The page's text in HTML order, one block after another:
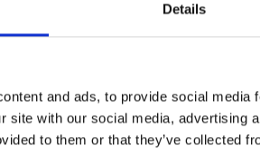
Details
and ads, to provide social
site with our social media, advertising
to them or that they’ve collected
, ta ett dopp i
med barnen, där även
ett vinterparadis med slalom,
Berget levererar året runt!